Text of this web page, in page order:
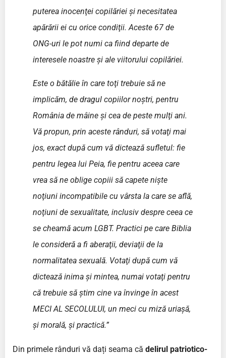
puterea inocenţei copilăriei şi necesitatea
apărării ei cu orice condiţii. Aceste 67 de
ONG-uri le pot numi ca fiind departe de
interesele noastre şi ale viitorului copilăriei.
Este o bătălie în care toţi trebuie să ne
implicăm, de dragul copiilor noştri, pentru
România de mâine şi cea de peste mulţi ani.
Vă propun, prin aceste rânduri, să votaţi mai
jos, exact după cum vă dictează sufletul: fie
pentru legea lui Peia, fie pentru aceea care
vrea să ne oblige copiii să capete nişte
noţiuni incompatibile cu vârsta la care se află,
noţiuni de sexualitate, inclusiv despre ceea ce
se cheamă acum LGBT. Practici pe care Biblia
le consideră a fi aberaţii, deviaţii de la
normalitatea sexuală. Votaţi după cum vă
dictează inima şi mintea, numai votaţi pentru
că trebuie să ştim cine va învinge în acest
MECI AL SECOLULUI, un meci cu miză uriaşă,
şi morală, şi practică.”
Din primele rânduri vă dați seama că delirul patriotico-